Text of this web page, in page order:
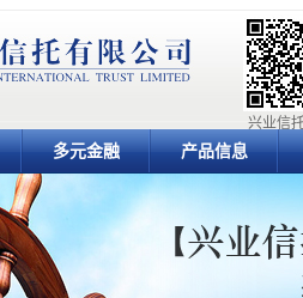
兴业信
多元金融 产品信息